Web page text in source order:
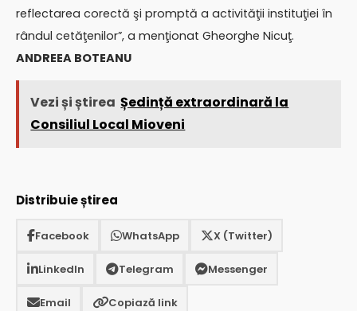
reflectarea corectă şi promptă a activităţii instituţiei în
rândul cetăţenilor”, a menţionat Gheorghe Nicuţ.
ANDREEA BOTEANU
Vezi și știrea Ședință extraordinară la
Consiliul Local Mioveni
Distribuie știrea
Facebook WhatsApp X (Twitter)
LinkedIn Telegram Messenger
Email Copiază link